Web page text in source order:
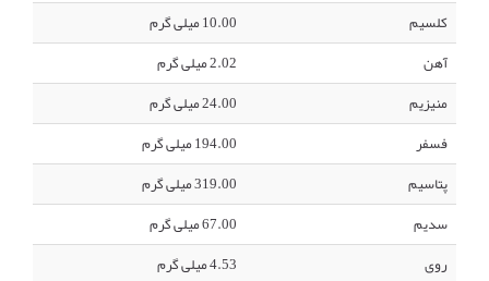
کلسیم
10.00 میلی گرم
آهن
2.02 میلی گرم
منیزیم
24.00 میلی گرم
فسفر
194.00 میلی گرم
پتاسیم
319.00 میلی گرم
سدیم
67.00 میلی گرم
روی
4.53 میلی گرم